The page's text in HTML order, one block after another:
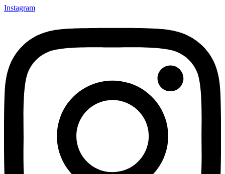
Instagram